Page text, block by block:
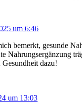
um 6:46
bemerkt, gesunde
Nahrungsergänzung
dazu!
um 13:03